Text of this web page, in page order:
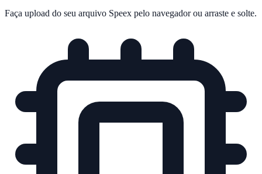
Faça upload do seu arquivo Speex pelo navegador ou arraste e solte.